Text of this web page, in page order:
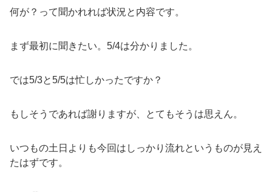
何が？って聞かれれば状況と内容です。
まず最初に聞きたい。5/4は分かりました。
では5/3と5/5は忙しかったですか？
もしそうであれば謝りますが、とてもそうは思えん。
いつもの土日よりも今回はしっかり流れというものが見え
たはずです。